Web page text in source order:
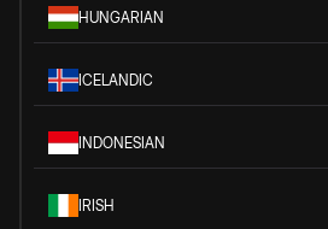
HUNGARIAN
ICELANDIC
INDONESIAN
IRISH